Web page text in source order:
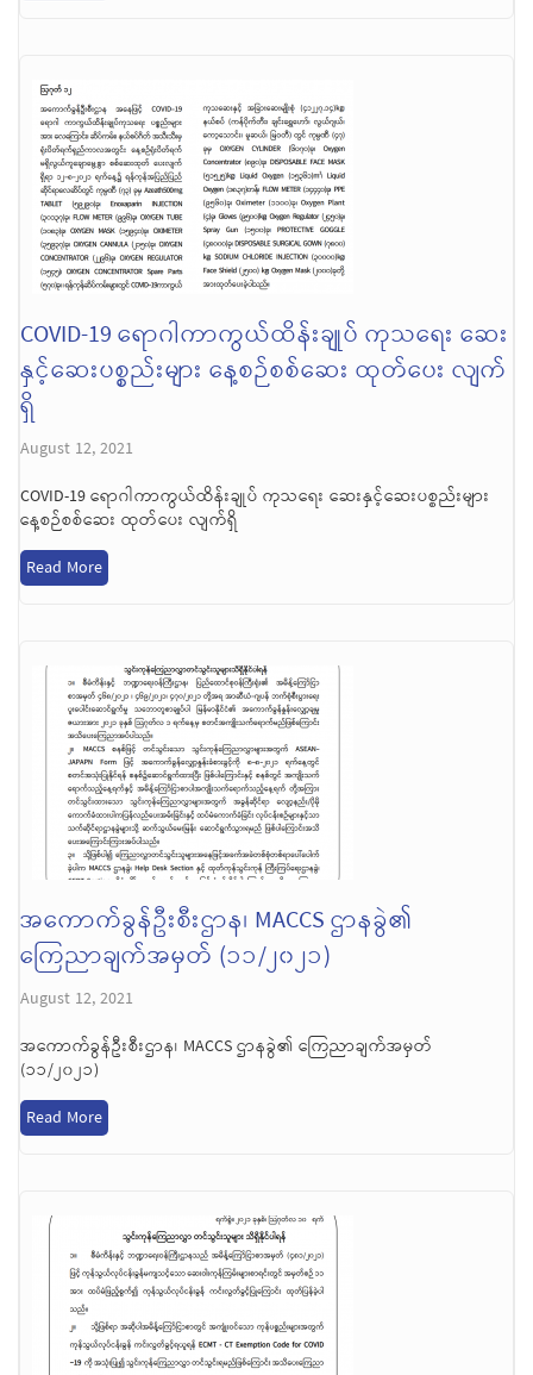
COVID-19 ရောဂါကာကွယ်ထိန်းချုပ် ကုသရေး ဆေး
နှင့်ဆေးပစ္စည်းများ နေ့စဉ်စစ်ဆေး ထုတ်ပေး လျက်
ရှိ
August 12, 2021
COVID-19 ရောဂါကာကွယ်ထိန်းချုပ် ကုသရေး ဆေးနှင့်ဆေးပစ္စည်းများ
နေ့စဉ်စစ်ဆေး ထုတ်ပေး လျက်ရှိ
Read More
အကောက်ခွန်ဦးစီးဌာန၊ MACCS ဌာနခွဲ၏
ကြေညာချက်အမှတ် (၁၁/၂၀၂၁)
August 12, 2021
အကောက်ခွန်ဦးစီးဌာန၊ MACCS ဌာနခွဲ၏ ကြေညာချက်အမှတ်
(၁၁/၂၀၂၁)
Read More